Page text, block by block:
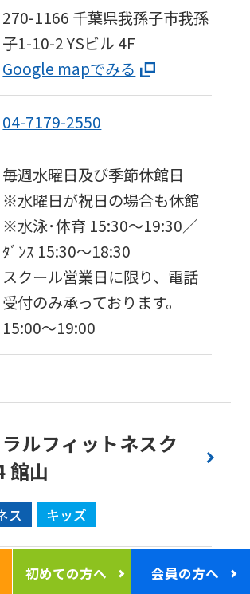
270-1166 千葉県我孫子市我孫
子1-10-2YSビル 4F
Google mapでみる
04-7179-2550
毎週水曜日及び季節休館日
※水曜日が祝日の場合も休館
※水泳･体育 15:30〜19:30／
ﾀﾞﾝｽ 15:30～18:30
スクール営業日に限り、電話
受付のみ承っております。
15:00〜19:00
ルフィットネスク
館山
ス キッズ
294-0036千葉県館山市館山
初めての方へ 会員の方へ